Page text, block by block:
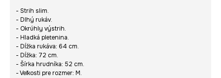
- Strih slim.
- Dlhý rukáv.
- Okrúhly výstrih.
- Hladká pletenina.
- Dĺžka rukáva: 64 cm.
- Dĺžka: 72 cm.
- Šírka hrudníka: 52 cm.
- Veľkosti pre rozmer: M.